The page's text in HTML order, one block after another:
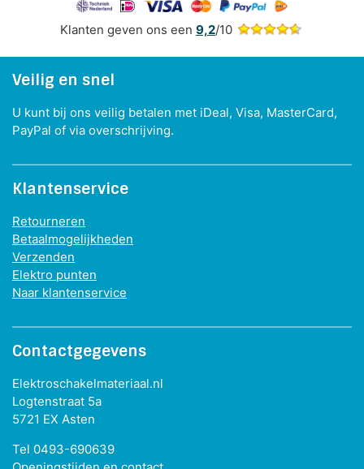
Klanten geven ons een 9,2/10
Veilig en snel
U kunt bij ons veilig betalen met iDeal, Visa, MasterCard,
PayPal of via overschrijving.
Klantenservice
Retourneren
Betaalmogelijkheden
Verzenden
Elektro punten
Naar klantenservice
Contactgegevens
Elektroschakelmateriaal.nl
Logtenstraat 5a
5721 EX Asten
Tel 0493-690639